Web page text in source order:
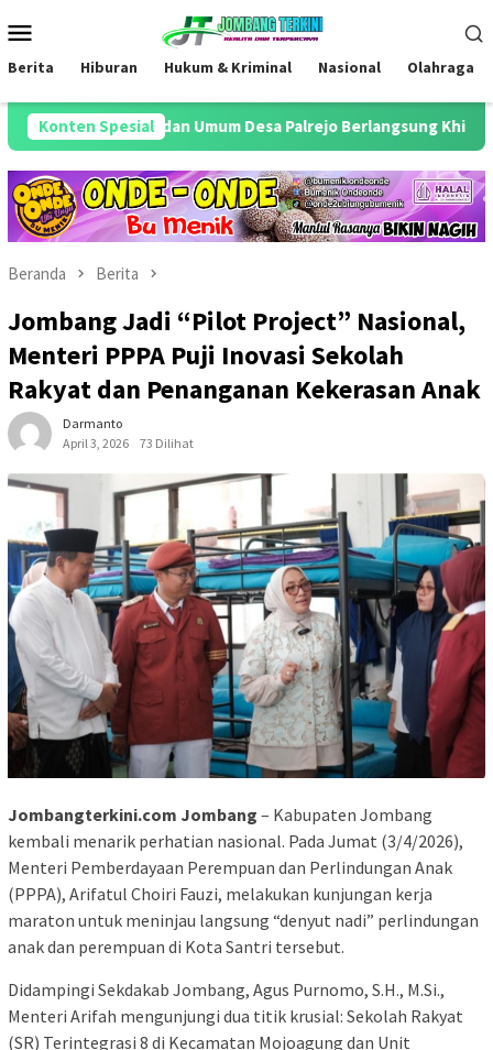
ke
kontenMobile
Berita Hiburan Hukum & Kriminal Nasional Olahraga
Konten Spesial
TU dan Umum Desa Palrejo Berlangsung Khidmat
Beranda Berita
Jombang Jadi “Pilot Project” Nasional,
Menteri PPPA Puji Inovasi Sekolah
Rakyat dan Penanganan Kekerasan Anak
Darmanto
April 3, 2026
73 Dilihat
Jombangterkini.com Jombang – Kabupaten Jombang
kembali menarik perhatian nasional. Pada Jumat (3/4/2026),
Menteri Pemberdayaan Perempuan dan Perlindungan Anak
(PPPA), Arifatul Choiri Fauzi, melakukan kunjungan kerja
maraton untuk meninjau langsung “denyut nadi” perlindungan
anak dan perempuan di Kota Santri tersebut.
​Didampingi Sekdakab Jombang, Agus Purnomo, S.H., M.Si.,
Menteri Arifah mengunjungi dua titik krusial: Sekolah Rakyat
(SR) Terintegrasi 8 di Kecamatan Mojoagung dan Unit